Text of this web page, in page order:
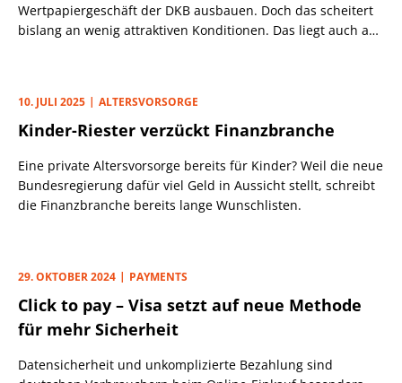
Wertpapiergeschäft der DKB ausbauen. Doch das scheitert
bislang an wenig attraktiven Konditionen. Das liegt auch an
10. JULI 2025 ALTERSVORSORGE
Kinder-Riester verzückt Finanzbranche
Eine private Altersvorsorge bereits für Kinder? Weil die neue
Bundesregierung dafür viel Geld in Aussicht stellt, schreibt
die Finanzbranche bereits lange Wunschlisten.
29. OKTOBER 2024 PAYMENTS
Click to pay – Visa setzt auf neue Methode
für mehr Sicherheit
Datensicherheit und unkomplizierte Bezahlung sind